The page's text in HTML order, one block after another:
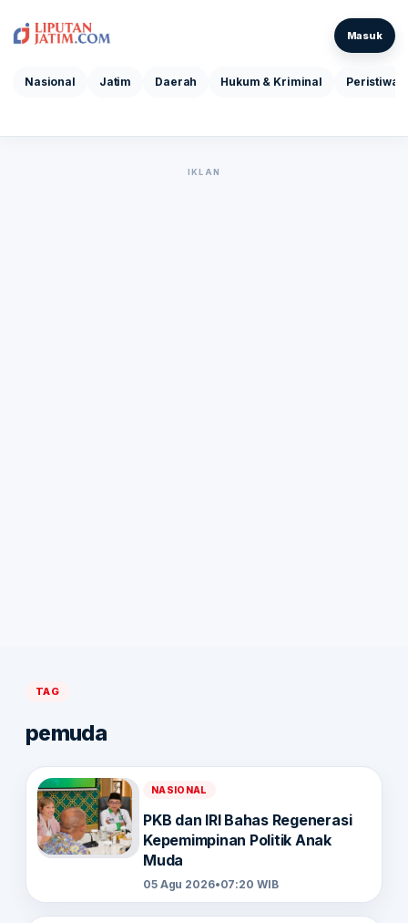
Nasional Jatim Daerah Hukum & Kriminal Peristiwa
Masuk
IKLAN
TAG
pemuda
NASIONAL
PKB dan IRI Bahas Regenerasi
Kepemimpinan Politik Anak
Muda
05 Agu 2026•07:20 WIB